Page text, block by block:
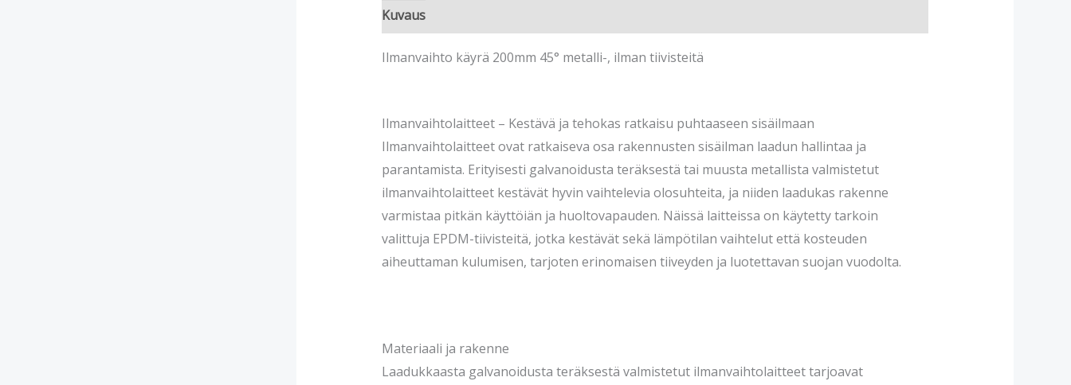
Kuvaus
Ilmanvaihto käyrä 200mm 45° metalli-, ilman tiivisteitä
Ilmanvaihtolaitteet – Kestävä ja tehokas ratkaisu puhtaaseen sisäilmaan
Ilmanvaihtolaitteet ovat ratkaiseva osa rakennusten sisäilman laadun hallintaa ja
parantamista. Erityisesti galvanoidusta teräksestä tai muusta metallista valmistetut
ilmanvaihtolaitteet kestävät hyvin vaihtelevia olosuhteita, ja niiden laadukas rakenne
varmistaa pitkän käyttöiän ja huoltovapauden. Näissä laitteissa on käytetty tarkoin
valittuja EPDM-tiivisteitä, jotka kestävät sekä lämpötilan vaihtelut että kosteuden
aiheuttaman kulumisen, tarjoten erinomaisen tiiveyden ja luotettavan suojan vuodolta.
Materiaali ja rakenne
Laadukkaasta galvanoidusta teräksestä valmistetut ilmanvaihtolaitteet tarjoavat